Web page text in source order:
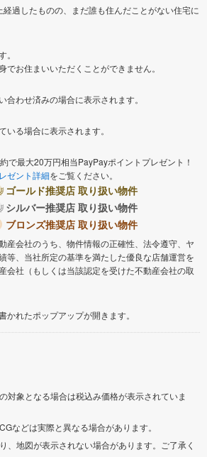
過したものの、まだ誰も住んだことがない住宅に
でお住まいいただくことができません。
合わせ済みの場合に表示されます。
いる場合に表示されます。
で最大20万円相当PayPayポイントプレゼント！
ゼント詳細をご覧ください。
ゴールド推奨店 取り扱い物件
シルバー推奨店 取り扱い物件
ブロンズ推奨店 取り扱い物件
産会社のうち、物件情報の正確性、法令遵守、ヤ
等、当社所定の基準を満たした優良な店舗運営を
会社（もしくは当該認定を受けた不動産会社の取
かれたポップアップが開きます。
対象となる場合は税込み価格が表示されていま
などは実際と異なる場合があります。
、地図が表示されない場合があります。ご了承く